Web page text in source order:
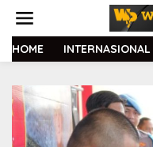
t
HOME INTERNASIONAL